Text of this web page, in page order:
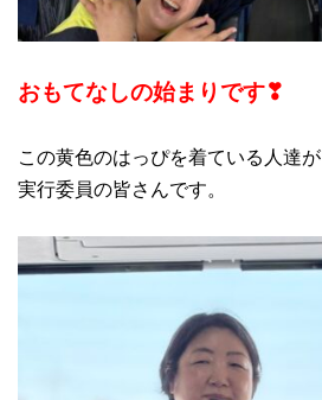
おもてなしの始まりです❣
この黄色のはっぴを着ている人達が
実行委員の皆さんです。